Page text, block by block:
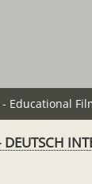
Educational